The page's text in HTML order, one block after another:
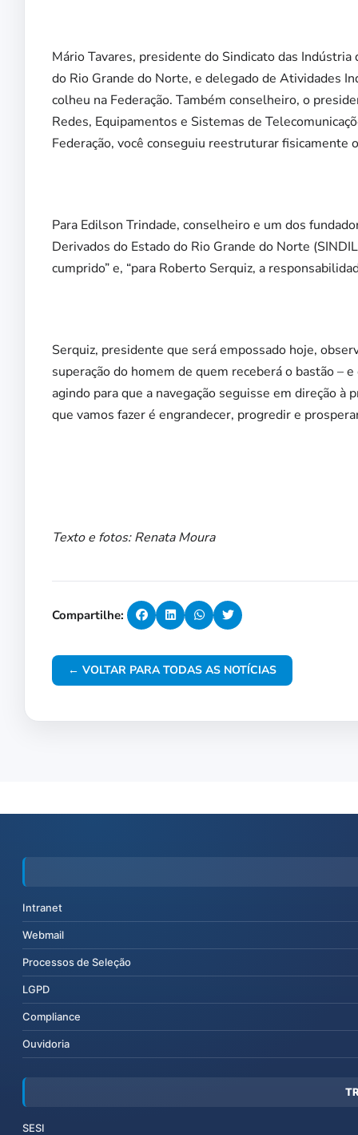
Mário Tavares, presidente do Sindicato das Indústria
do Rio Grande do Norte, e delegado de Atividades
colheu na Federação. Também conselheiro, o
Redes, Equipamentos e Sistemas de
Federação, você conseguiu reestruturar fisicamente
Para Edilson Trindade, conselheiro e um dos
Derivados do Estado do Rio Grande do Norte
cumprido” e, “para Roberto Serquiz, a
Serquiz, presidente que será empossado hoje,
superação do homem de quem receberá o bastão –
agindo para que a navegação seguisse em direção
que vamos fazer é engrandecer, progredir e
Texto e fotos: Renata Moura
Compartilhe:
← VOLTAR PARA TODAS AS NOTÍCIAS
Intranet
Webmail
Processos de Seleção
LGPD
Compliance
Ouvidoria
SESI